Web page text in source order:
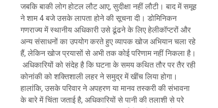
जबकि बाकी लोग होटल लौट आए, सुदीक्षा नहीं लौटी। बाद में समूह
ने शाम 4 बजे उसके लापता होने की सूचना दी। डोमिनिकन
गणराज्य में स्थानीय अधिकारी उसे ढूंढने के लिए हेलीकॉप्टरों और
अन्य संसाधनों का उपयोग करते हुए व्यापक खोज अभियान चला रहे
हैं, लेकिन खोज प्रयासों से अभी तक कोई परिणाम नहीं निकला है।
अधिकारियों को संदेह है कि घटना के समय कथित तौर पर तैर रही
कोनांकी को शक्तिशाली लहर ने समुद्र में खींच लिया होगा।
हालांकि, उसके परिवार ने अपहरण या मानव तस्करी की संभावना
के बारे में चिंता जताई है, अधिकारियों से पानी की तलाशी से परे